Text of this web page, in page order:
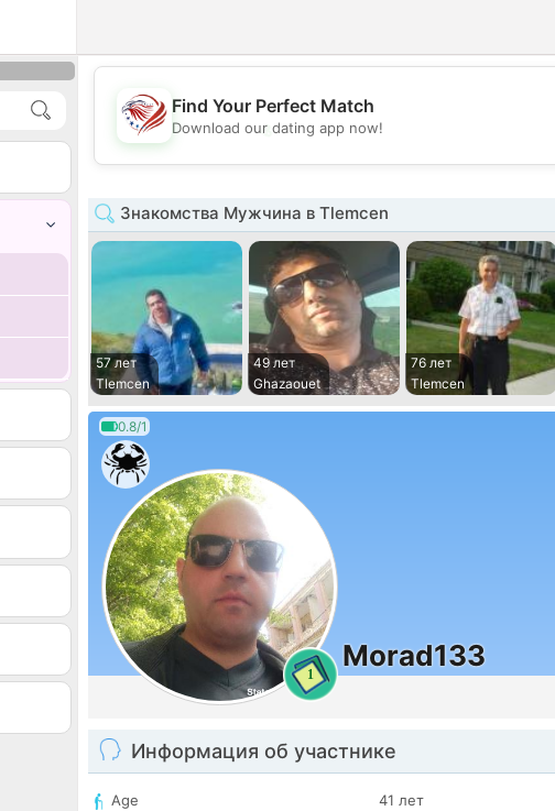
💕
Find Your Perfect Match
Download our dating app now!
Знакомства Мужчина в Tlemcen
57 лет
Tlemcen
49 лет
Ghazaouet
76 лет
Tlemcen
0.8/1
1
Morad133
Информация об участнике
Age
41 лет